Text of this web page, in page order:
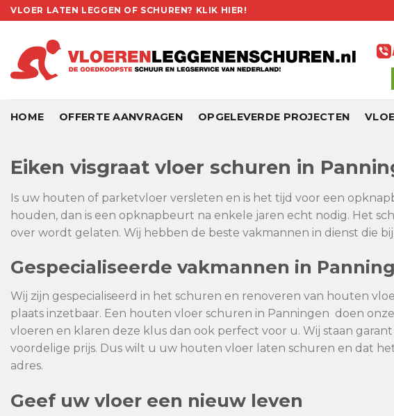
Skip
to
content
VLOER LATEN LEGGEN OF SCHUREN? KLIK HIER!
HOME OFFERTE AANVRAGEN OPGELEVERDE PROJECTEN
Eiken visgraat vloer schuren in
Is uw houten of parketvloer versleten en is het tijd voor een
houden, dan is een opknapbeurt na enkele jaren echt nodig. Het
over wordt gelaten. Wij hebben de beste vakmannen in dienst die
Gespecialiseerde vakmannen in
Wij zijn gespecialiseerd in het schuren en renoveren van houten
plaats inzetbaar. Een houten vloer schuren in Panningen doen
vloeren en klaren deze klus dan ook perfect voor u. Wij staan
voordelige prijs. Dus wilt u uw houten vloer laten schuren en dat
adres.
Geef uw vloer een nieuw leven